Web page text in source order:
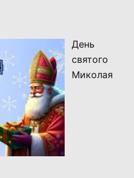
День
святого
Миколая